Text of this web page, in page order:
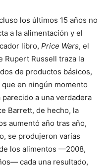
los últimos 15 años no
a la alimentación y el
libro, Price Wars, el
Rupert Russell traza la
de productos básicos,
en ningún momento
a una verdadera
Barrett, de hecho, la
aumentó año tras año,
se produjeron varias
los alimentos —2008,
cada una resultado,